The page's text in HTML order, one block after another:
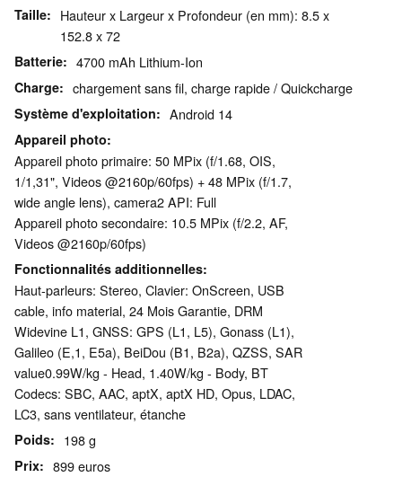
Taille
Hauteur x Largeur x Profondeur (en mm): 8.5 x
152.8 x 72
Batterie 4700 mAh Lithium-Ion
Charge chargement sans fil, charge rapide / Quickcharge
Système d'exploitation Android 14
Appareil photo
Appareil photo primaire: 50 MPix (f/​1.68, OIS,
1/1,31", Videos @2160p/​60fps) + 48 MPix (f/​1.7,
wide angle lens), camera2 API: Full
Appareil photo secondaire: 10.5 MPix (f/2.2, AF,
Videos @2160p/​60fps)
Fonctionnalités additionnelles
Haut-parleurs: Stereo, Clavier: OnScreen, USB
cable, info material, 24 Mois Garantie, DRM
Widevine L1, GNSS: GPS (L1, L5), Gonass (L1),
Galileo (E,1, E5a), BeiDou (B1, B2a), QZSS, SAR
value0.99W/​kg - Head, 1.40W/​kg - Body, BT
Codecs: SBC, AAC, aptX, aptX HD, Opus, LDAC,
LC3, sans ventilateur, étanche
Poids 198 g
Prix 899 euros